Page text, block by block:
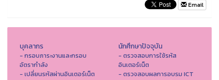
Email
บุคลากร
- กรอบภาระงานและกรอบ
อัตรากำลัง
- เปลี่ยนรหัสผ่านอินเตอร์เน็ต
นักศึกษาปัจจุบัน
- ตรวจสอบการใช้รหัส
อินเตอร์เน็ต
- ตรวจสอบผลการอบรม ICT